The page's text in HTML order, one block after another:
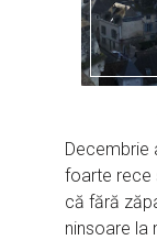
Decembrie
foarte rece
că fără
ninsoare la